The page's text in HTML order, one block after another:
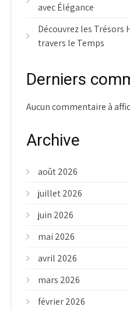
avec Élégance
Découvrez les Trésors
travers le Temps
Derniers
Aucun commentaire à
Archive
août 2026
juillet 2026
juin 2026
mai 2026
avril 2026
mars 2026
février 2026